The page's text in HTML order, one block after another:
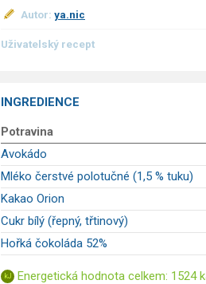
Autor: ya.nic
Uživatelský recept
INGREDIENCE
Potravina
Avokádo
Mléko čerstvé polotučné (1,5 % tuku)
Kakao Orion
Cukr bílý (řepný, třtinový)
Hořká čokoláda 52%
Energetická hodnota celkem: 1524